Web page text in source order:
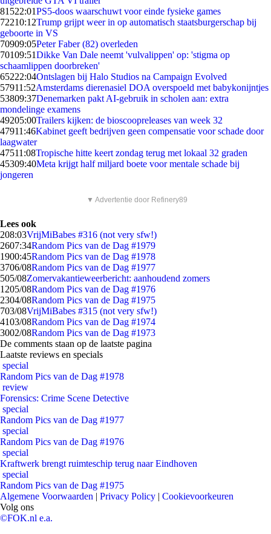
81522:01PS5-doos waarschuwt voor einde fysieke games
72210:12Trump grijpt weer in op automatisch staatsburgerschap bij
geboorte in VS
70909:05Peter Faber (82) overleden
70109:51Dikke Van Dale neemt 'vulvalippen' op: 'stigma op
schaamlippen doorbreken'
65222:04Ontslagen bij Halo Studios na Campaign Evolved
57911:52Amsterdams dierenasiel DOA overspoeld met babykonijntjes
53809:37Denemarken pakt AI-gebruik in scholen aan: extra
mondelinge examens
49205:00Trailers kijken: de bioscoopreleases van week 32
47911:46Kabinet geeft bedrijven geen compensatie voor schade door
laagwater
47511:08Tropische hitte keert zondag terug met lokaal 32 graden
45309:40Meta krijgt half miljard boete voor mentale schade bij
jongeren
▼ Advertentie door Refinery89
Lees ook
208:03VrijMiBabes #316 (not very sfw!)
2607:34Random Pics van de Dag #1979
1900:45Random Pics van de Dag #1978
3706/08Random Pics van de Dag #1977
505/08Zomervakantieweerbericht: aanhoudend zomers
1205/08Random Pics van de Dag #1976
2304/08Random Pics van de Dag #1975
703/08VrijMiBabes #315 (not very sfw!)
4103/08Random Pics van de Dag #1974
3002/08Random Pics van de Dag #1973
De comments staan op de laatste pagina
Laatste reviews en specials
special
Random Pics van de Dag #1978
review
Forensics: Crime Scene Detective
special
Random Pics van de Dag #1977
special
Random Pics van de Dag #1976
special
Kraftwerk brengt ruimteschip terug naar Eindhoven
special
Random Pics van de Dag #1975
Algemene Voorwaarden | Privacy Policy | Cookievoorkeuren
Volg ons
©FOK.nl e.a.